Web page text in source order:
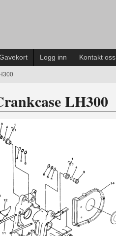
Logg inn Kontakt oss
LH300